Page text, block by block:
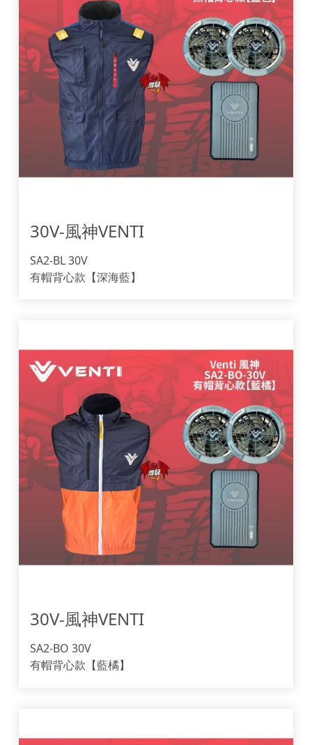
30V-風神VENTI
SA2-BL 30V
有帽背心款【深海藍】
30V-風神VENTI
SA2-BO 30V
有帽背心款【藍橘】